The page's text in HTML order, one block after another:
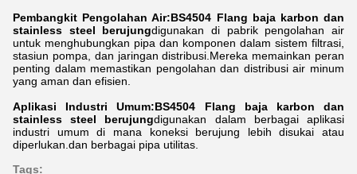
Pembangkit Pengolahan Air:BS4504 Flang baja karbon dan
stainless steel berujungdigunakan di pabrik pengolahan air
untuk menghubungkan pipa dan komponen dalam sistem filtrasi,
stasiun pompa, dan jaringan distribusi.Mereka memainkan peran
penting dalam memastikan pengolahan dan distribusi air minum
yang aman dan efisien.
Aplikasi Industri Umum:BS4504 Flang baja karbon dan
stainless steel berujungdigunakan dalam berbagai aplikasi
industri umum di mana koneksi berujung lebih disukai atau
diperlukan.dan berbagai pipa utilitas.
Tags: